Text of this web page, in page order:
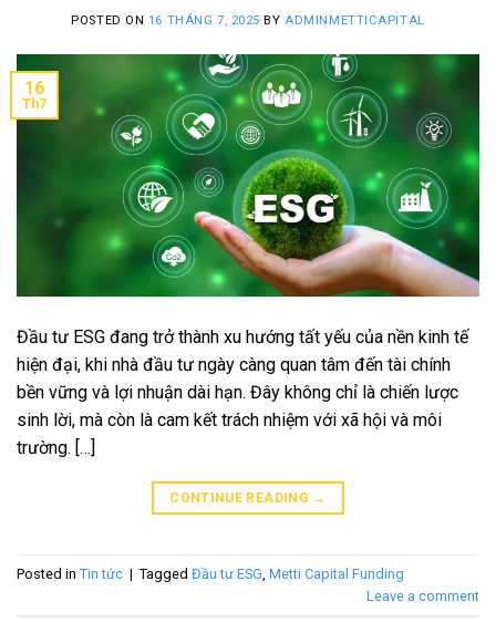
POSTED ON 16 THÁNG 7, 2025 BYADMINMETTICAPITAL
16
Th7
Đầu tư ESG đang trở thành xu hướng tất yếu của nền kinh tế
hiện đại, khi nhà đầu tư ngày càng quan tâm đến tài chính
bền vững và lợi nhuận dài hạn. Đây không chỉ là chiến lược
sinh lời, mà còn là cam kết trách nhiệm với xã hội và môi
trường. […]
CONTINUE READING →
Posted in Tin tức | Tagged Đầu tư ESG Metti Capital Funding
Leave a comment